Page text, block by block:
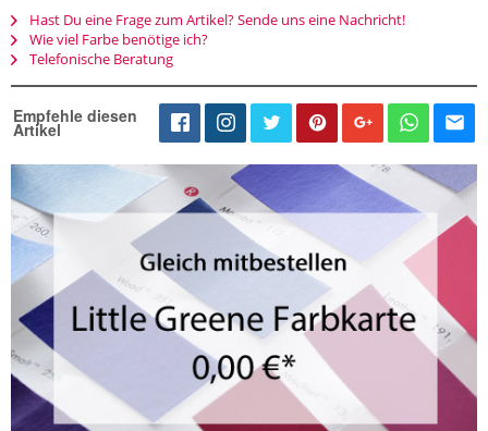
Hast Du eine Frage zum Artikel? Sende uns eine Nachricht!
Wie viel Farbe benötige ich?
Telefonische Beratung
Empfehle diesen
Artikel